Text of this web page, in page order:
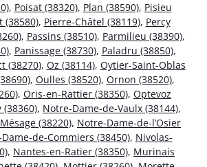
, Poisat (38320), Plan (38590), Pisieu
(38580), Pierre-Châtel (38119), Percy
, Passins (38510), Parmilieu (38390),
, Panissage (38730), Paladru (38850),
(38270), Oz (38114), Oytier-Saint-Oblas
, Oulles (38520), Ornon (38520),
, Oris-en-Rattier (38350), Optevoz
(38360), Notre-Dame-de-Vaulx (38144),
(38220), Notre-Dame-de-l’Osier
de-Commiers (38450), Nivolas-
, Nantes-en-Ratier (38350), Murinais